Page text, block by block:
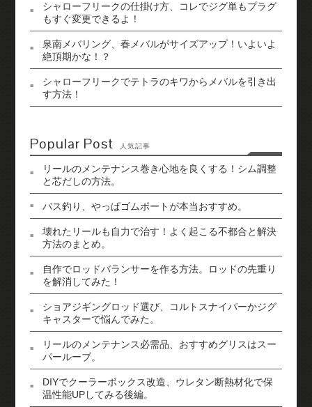
シャローフリークの仕掛け方、コレでジグ単もプラグ
もすぐ変更できるよ！
泉南メバリング、春メバルがサイズアップ！いよいよ
絶頂期かな！？
シャローフリークでテトラのキワからメバルを引き出
す方法！
Popular Post 人気記事
リールのメンテナンス巻き心地を良くする！シム調整
と芯だしの方法。
バス釣り、やっぱゴムボートが本当おすすめ。
壊れたリールも自力で治す！よく起こる不都合と解決
方法のまとめ。
自作でロッドバランサーを作る方法。ロッドの先重り
を解消してみた！
ショアジギングロッド選び、コルトスナイパーかジグ
キャスターで悩んでみた。
リールのメンテナンス必需品、おすすめグリスはスー
パールーブ。
DIYでクーラーボックス改造、ウレタン断熱材化で保
温性能UPしてみる後編。